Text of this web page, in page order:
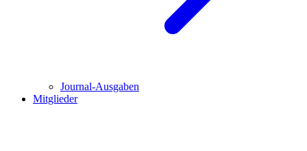
Journal-Ausgaben
Mitglieder